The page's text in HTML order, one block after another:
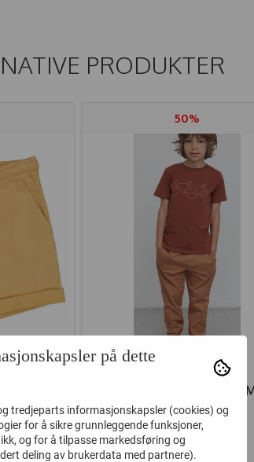
PRODUKTER
50%
GRO BUKSE BOBBY
769,-
på dette
tredjeparts informasjonskapsler (cookies) og
for å sikre grunnleggende funksjoner,
og for å tilpasse markedsføring og
deling av brukerdata med partnere).